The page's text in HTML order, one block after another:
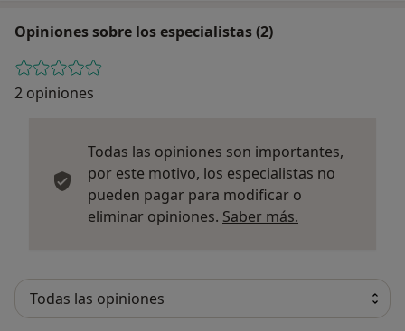
Opiniones sobre los especialistas (2)
2 opiniones
Todas las opiniones son importantes,
por este motivo, los especialistas no
pueden pagar para modificar o
eliminar opiniones. Saber más.